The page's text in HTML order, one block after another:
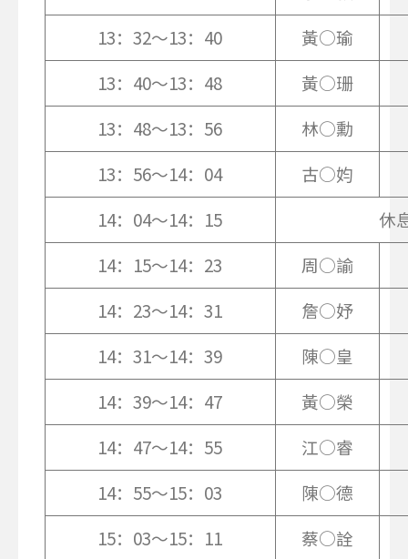
13：32～13：40
黃○瑜
13：40～13：48
黃○珊
13：48～13：56
林○勳
13：56～14：04
古○㚬
14：04～14：15
休
14：15～14：23
周○諭
14：23～14：31
詹○妤
14：31～14：39
陳○皇
14：39～14：47
黃○榮
14：47～14：55
江○睿
14：55～15：03
陳○德
15：03～15：11
蔡○詮